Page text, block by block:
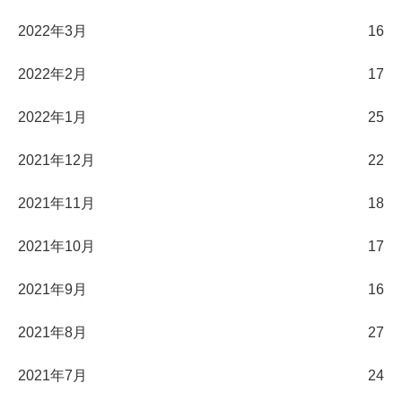
2022年3月 16
2022年2月 17
2022年1月 25
2021年12月 22
2021年11月 18
2021年10月 17
2021年9月 16
2021年8月 27
2021年7月 24